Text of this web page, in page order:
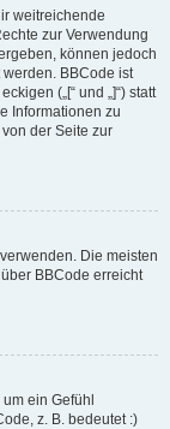
weitreichende
zur Verwendung
können jedoch
BBCode ist
(„[“ und „]“) statt
Informationen zu
der Seite zur
Die meisten
BBCode erreicht
ein Gefühl
z. B. bedeutet :)